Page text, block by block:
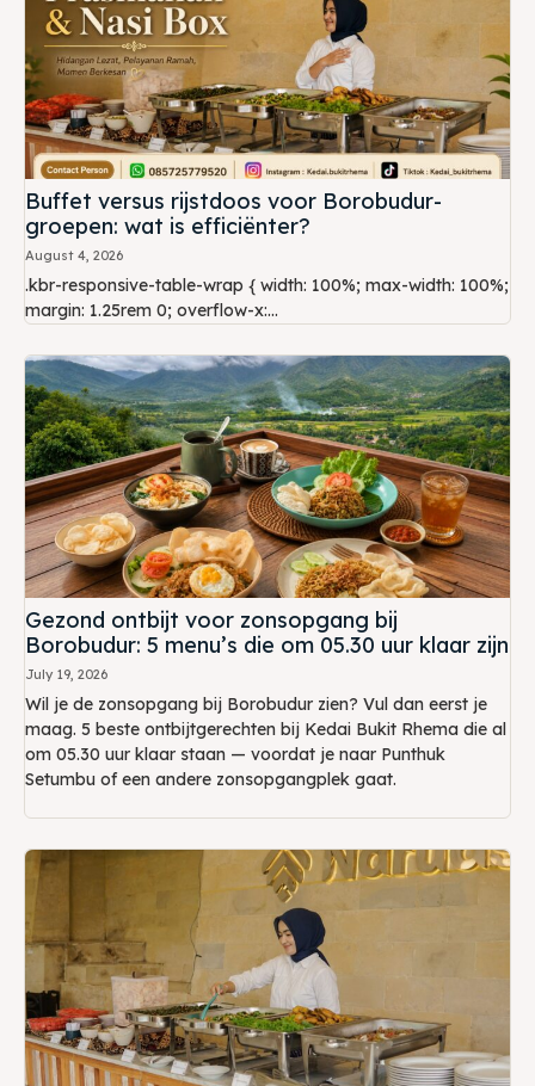
Buffet versus rijstdoos voor Borobudur-
groepen: wat is efficiënter?
August 4, 2026
.kbr-responsive-table-wrap { width: 100%; max-width: 100%;
margin: 1.25rem 0; overflow-x:...
Gezond ontbijt voor zonsopgang bij
Borobudur: 5 menu’s die om 05.30 uur klaar zijn
July 19, 2026
Wil je de zonsopgang bij Borobudur zien? Vul dan eerst je
maag. 5 beste ontbijtgerechten bij Kedai Bukit Rhema die al
om 05.30 uur klaar staan — voordat je naar Punthuk
Setumbu of een andere zonsopgangplek gaat.